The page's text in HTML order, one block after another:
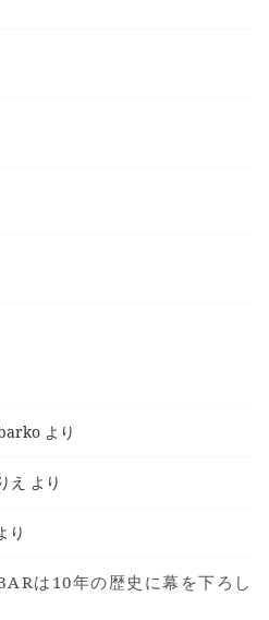
より
え より
り
は10年の歴史に幕を下ろし